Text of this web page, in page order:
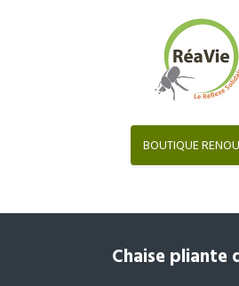
BOUTIQUE
Chaise pliante